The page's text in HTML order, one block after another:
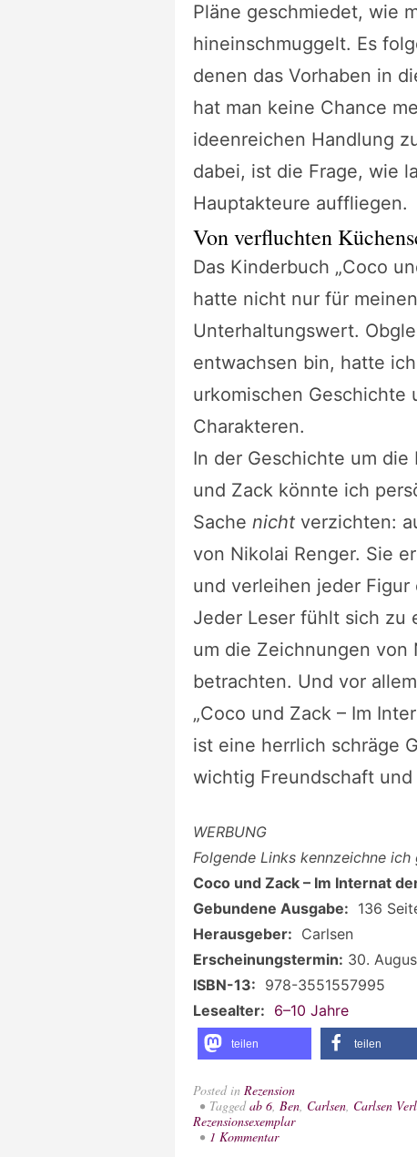
Pläne geschmiedet, wie
hineinschmuggelt. Es
denen das Vorhaben in
hat man keine Chance
ideenreichen Handlung
dabei, ist die Frage, wie
Hauptakteure auffliegen.
Von verfluchten
Das Kinderbuch „Coco
hatte nicht nur für
Unterhaltungswert.
entwachsen bin, hatte
urkomischen Geschichte
Charakteren.
In der Geschichte um
und Zack könnte ich
Sache nicht verzichten:
von Nikolai Renger. Sie
und verleihen jeder Figur
Jeder Leser fühlt sich zu
um die Zeichnungen von
betrachten. Und vor
„Coco und Zack – Im
ist eine herrlich schräge
wichtig Freundschaft und
WERBUNG
Folgende Links kennzeichne
Coco und Zack – Im Internat
Gebundene Ausgabe: 136
Herausgeber: Carlsen
Erscheinungstermin: 30.
ISBN-13: 978-3551557995
Lesealter: 6–10 Jahre
teilen teilen
Posted in Rezension
Taggedab 6, Ben, Carlsen, Carlsen
Rezensionsexemplar
1 Kommentarzu